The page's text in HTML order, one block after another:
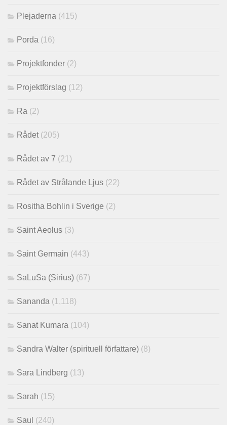
Plejaderna (415)
Porda (16)
Projektfonder (2)
Projektförslag (12)
Ra (2)
Rådet (205)
Rådet av 7 (21)
Rådet av Strålande Ljus (22)
Rositha Bohlin i Sverige (2)
Saint Aeolus (3)
Saint Germain (443)
SaLuSa (Sirius) (67)
Sananda (1,118)
Sanat Kumara (104)
Sandra Walter (spirituell författare) (8)
Sara Lindberg (13)
Sarah (15)
Saul (240)